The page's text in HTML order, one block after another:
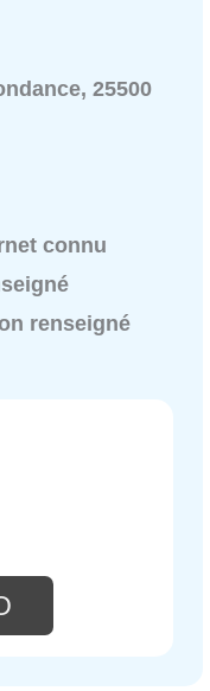
25500
connu
renseigné